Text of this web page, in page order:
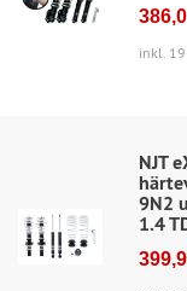
inkl. 19
NJT
9N2
1.4